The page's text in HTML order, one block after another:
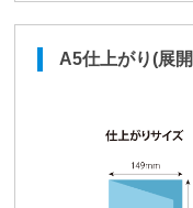
A5仕上がり(展